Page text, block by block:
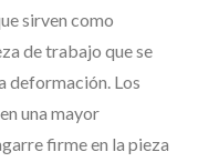
sirven como
de trabajo que se
deformación. Los
una mayor
firme en la pieza